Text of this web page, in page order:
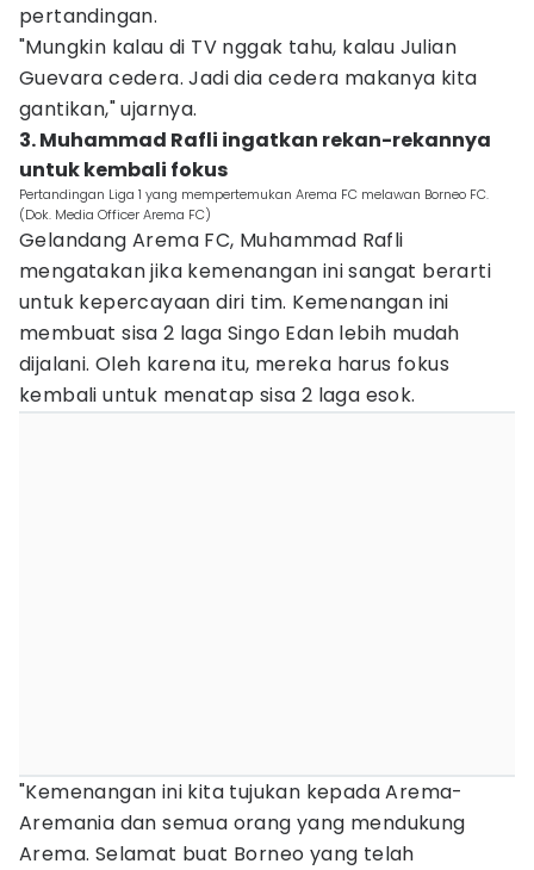
pertandingan.
"Mungkin kalau di TV nggak tahu, kalau Julian
Guevara cedera. Jadi dia cedera makanya kita
gantikan," ujarnya.
3. Muhammad Rafli ingatkan rekan-rekannya
untuk kembali fokus
Pertandingan Liga 1 yang mempertemukan Arema FC melawan Borneo FC.
(Dok. Media Officer Arema FC)
Gelandang Arema FC, Muhammad Rafli
mengatakan jika kemenangan ini sangat berarti
untuk kepercayaan diri tim. Kemenangan ini
membuat sisa 2 laga Singo Edan lebih mudah
dijalani. Oleh karena itu, mereka harus fokus
kembali untuk menatap sisa 2 laga esok.
"Kemenangan ini kita tujukan kepada Arema-
Aremania dan semua orang yang mendukung
Arema. Selamat buat Borneo yang telah